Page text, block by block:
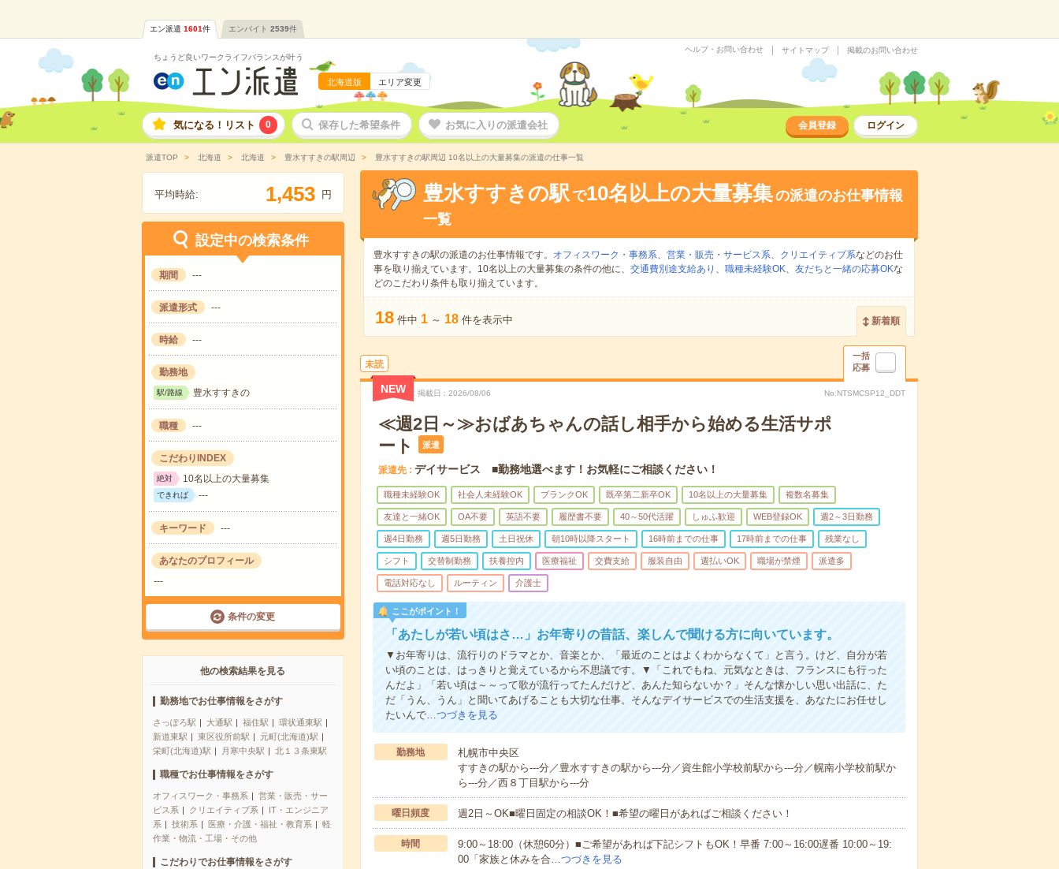
エン派遣 1601件 エンバイト 2539件
ちょうど良いワークライフバランスが叶う
北海道版 エリア変更
ヘルプ・お問い合わせ サイトマップ 掲載のお問い合わせ
気になる！リスト 0 保存した希望条件 お気に入りの派遣会社 会員登録 ログイン
派遣TOP 北海道 北海道 豊水すすきの駅周辺 豊水すすきの駅周辺 10名以上の大量募集の派遣の仕事一覧
平均時給: 1,453 円
設定中の検索条件
期間 ---
派遣形式 ---
時給 ---
勤務地
駅/路線 豊水すすきの
職種 ---
こだわりINDEX
絶対 10名以上の大量募集
できれば ---
キーワード ---
あなたのプロフィール
---
条件の変更
他の検索結果を見る
勤務地でお仕事情報をさがす
さっぽろ駅 大通駅 福住駅
環状通東駅
新道東駅
東区役所前駅
元町(北海道)駅
栄町(北海道)駅
月寒中央駅 北１３条東駅
職種でお仕事情報をさがす
オフィスワーク・事務系
営業・販売・サー
ビス系
クリエイティブ系
IT・エンジニア
系
技術系 医療・介護・福祉・教育系
軽
作業・物流・工場・その他
こだわりでお仕事情報をさがす
豊水すすきの駅 で10名以上の大量募集の派遣のお仕事情報
一覧
豊水すすきの駅の派遣のお仕事情報です。 オフィスワーク・事務系、 営業・販売・サービス系、 クリエイティブ系などのお仕
事を取り揃えています。10名以上の大量募集の条件の他に、 交通費別途支給あり 、 職種未経験OK、 友だちと一緒の応募OKな
どのこだわり条件も取り揃えています。
18 件中 1 ～ 18 件を表示中 新着順
未読
一括
応募
NEW 掲載日 2026/08/06 No.NTSMCSP12_DDT
≪週2日～≫おばあちゃんの話し相手から始める生活サポ
ート
派遣
派遣先 デイサービス ■勤務地選べます！お気軽にご相談ください！
職種未経験OK 社会人未経験OK ブランクOK 既卒第二新卒OK 10名以上の大量募集 複数名募集
友達と一緒OK OA不要 英語不要 履歴書不要 40～50代活躍 しゅふ歓迎 WEB登録OK 週2～3日勤務
週4日勤務 週5日勤務 土日祝休 朝10時以降スタート 16時前までの仕事 17時前までの仕事 残業なし
シフト 交替制勤務 扶養控内 医療福祉 交費支給 服装自由 週払いOK 職場が禁煙 派遣多
電話対応なし ルーティン 介護士
ここがポイント！
「あたしが若い頃はさ…」お年寄りの昔話、楽しんで聞ける方に向いています。
▼お年寄りは、流行りのドラマとか、音楽とか、「最近のことはよくわからなくて」と言う。けど、自分が若
い頃のことは、はっきりと覚えているから不思議です。▼「これでもね、元気なときは、フランスにも行った
んだよ」「若い頃は～～って歌が流行ってたんだけど、あんた知らないか？」そんな懐かしい思い出話に、た
だ「うん、うん」と聞いてあげることも大切な仕事。そんなデイサービスでの生活支援を、あなたにお任せし
たいんで…つづきを見る
勤務地
札幌市中央区
すすきの駅から---分／豊水すすきの駅から---分／資生館小学校前駅から---分／幌南小学校前駅か
ら---分／西８丁目駅から---分
曜日頻度 週2日～OK■曜日固定の相談OK！■希望の曜日があればご相談ください！
時間
9:00～18:00（休憩60分）■ご希望があれば下記シフトもOK！早番 7:00～16:00遅番 10:00～19:
00「家族と休みを合…つづきを見る